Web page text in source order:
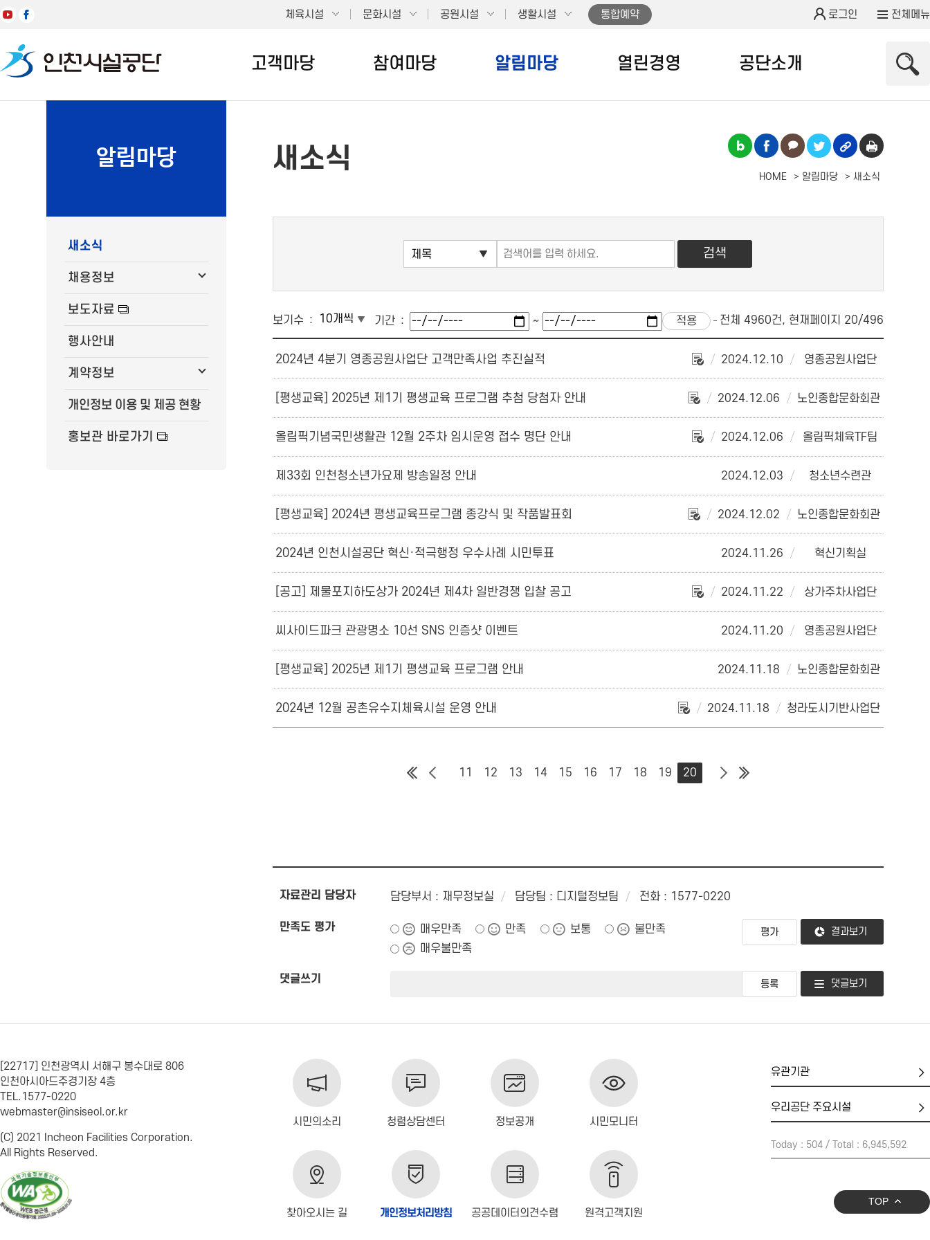
체육시설 문화시설 공원시설 생활시설 통합예약 로그인 전체메뉴
고객마당 참여마당 알림마당 열린경영 공단소개
알림마당
새소식
채용정보
보도자료
행사안내
계약정보
개인정보 이용 및 제공 현황
홍보관 바로가기
새소식
HOME 알림마당 새소식
보기수 기간 ~ 전체 4960건, 현재페이지 20/496
2024년 4분기 영종공원사업단 고객만족사업 추진실적 2024.12.10 영종공원사업단
[평생교육] 2025년 제1기 평생교육 프로그램 추첨 당첨자 안내 2024.12.06 노인종합문화회관
올림픽기념국민생활관 12월 2주차 임시운영 접수 명단 안내 2024.12.06 올림픽체육TF팀
제33회 인천청소년가요제 방송일정 안내 2024.12.03 청소년수련관
[평생교육] 2024년 평생교육프로그램 종강식 및 작품발표회 2024.12.02 노인종합문화회관
2024년 인천시설공단 혁신·적극행정 우수사례 시민투표 2024.11.26 혁신기획실
[공고] 제물포지하도상가 2024년 제4차 일반경쟁 입찰 공고 2024.11.22 상가주차사업단
씨사이드파크 관광명소 10선 SNS 인증샷 이벤트 2024.11.20 영종공원사업단
[평생교육] 2025년 제1기 평생교육 프로그램 안내 2024.11.18 노인종합문화회관
2024년 12월 공촌유수지체육시설 운영 안내 2024.11.18 청라도시기반사업단
11 12 13 14 15 16 17 18 19 20
자료관리 담당자 담당부서 : 재무정보실 담당팀 : 디지털정보팀 전화 : 1577-0220
만족도 평가 매우만족 만족 보통
불만족
매우불만족
결과보기
댓글쓰기 댓글보기
[22717] 인천광역시 서해구 봉수대로 806
인천아시아드주경기장 4층
TEL.1577-0220
webmaster@insiseol.or.kr
(C) 2021 Incheon Facilities Corporation.
All Rights Reserved.
시민의소리 청렴상담센터 정보공개 시민모니터
찾아오시는 길 개인정보처리방침 공공데이터의견수렴 원격고객지원
유
관
우
단
주
Today : 504 / Total : 6,945,592
TOP